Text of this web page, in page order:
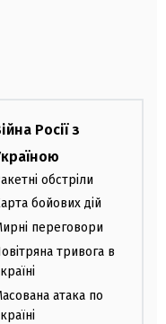
Росії з
обстріли
бойових дій
переговори
тривога в
атака по